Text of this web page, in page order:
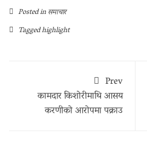
Posted inसमाचार
Taggedhighlight
Prev
कामदार किशोरीमाथि आसय
करणीको आरोपमा पक्राउ